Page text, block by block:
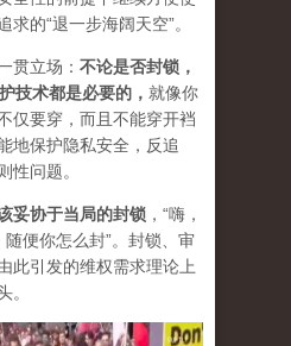
求的“退一步海阔天空”。
贯立场： 不论是否封锁，
技术都是必要的， 就像你
仅要穿，而且不能穿开裆
地保护隐私安全，反追
性问题。
妥协于当局的封锁 ，“嗨，
便你怎么封”。封锁、审
此引发的维权需求理论上
。